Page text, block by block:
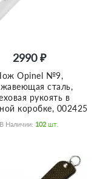
2990 ₽
Opinel №9,
сталь,
рукоять в
коробке, 002425
В Наличии: 102 Шт.